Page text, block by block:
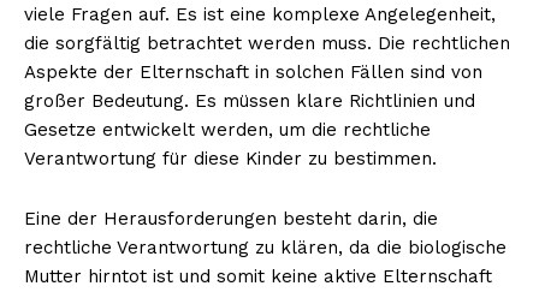
viele Fragen auf. Es ist eine komplexe Angelegenheit,
die sorgfältig betrachtet werden muss. Die rechtlichen
Aspekte der Elternschaft in solchen Fällen sind von
großer Bedeutung. Es müssen klare Richtlinien und
Gesetze entwickelt werden, um die rechtliche
Verantwortung für diese Kinder zu bestimmen.
Eine der Herausforderungen besteht darin, die
rechtliche Verantwortung zu klären, da die biologische
Mutter hirntot ist und somit keine aktive Elternschaft